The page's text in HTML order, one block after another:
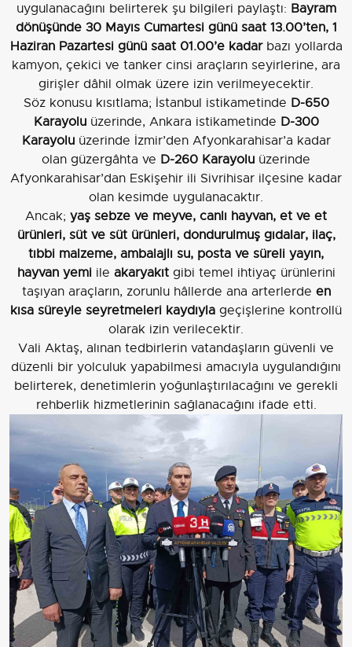
uygulanacağını belirterek şu bilgileri paylaştı: Bayram
dönüşünde 30 Mayıs Cumartesi günü saat 13.00’ten, 1
Haziran Pazartesi günü saat 01.00’e kadarbazı yollarda
kamyon, çekici ve tanker cinsi araçların seyirlerine, ara
girişler dâhil olmak üzere izin verilmeyecektir.
Söz konusu kısıtlama; İstanbul istikametinde D-650
Karayoluüzerinde, Ankara istikametinde D-300
Karayoluüzerinde İzmir’den Afyonkarahisar’a kadar
olan güzergâhta ve D-260 Karayolu üzerinde
Afyonkarahisar’dan Eskişehir ili Sivrihisar ilçesine kadar
olan kesimde uygulanacaktır.
Ancak; yaş sebze ve meyve, canlı hayvan, et ve et
ürünleri, süt ve süt ürünleri, dondurulmuş gıdalar, ilaç,
tıbbi malzeme, ambalajlı su, posta ve süreli yayın,
hayvan yemiile akaryakıtgibi temel ihtiyaç ürünlerini
taşıyan araçların, zorunlu hâllerde ana arterlerde en
kısa süreyle seyretmeleri kaydıyla geçişlerine kontrollü
olarak izin verilecektir.
Vali Aktaş, alınan tedbirlerin vatandaşların güvenli ve
düzenli bir yolculuk yapabilmesi amacıyla uygulandığını
belirterek, denetimlerin yoğunlaştırılacağını ve gerekli
rehberlik hizmetlerinin sağlanacağını ifade etti.